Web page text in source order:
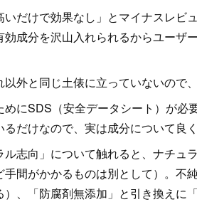
だけで効果なし」とマイナスレビ
成分を沢山入れられるからユーザ
外と同じ土俵に立っていないので
にSDS（安全データシート）が必
だけなので、実は成分について良
志向」について触れると、ナチュ
間がかかるものは別として）。不
、「防腐剤無添加」と引き換えに